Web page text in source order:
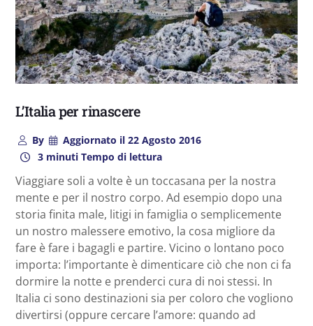
L’Italia per rinascere
By Aggiornato il 22 Agosto 2016
3 minuti Tempo di lettura
Viaggiare soli a volte è un toccasana per la nostra
mente e per il nostro corpo. Ad esempio dopo una
storia finita male, litigi in famiglia o semplicemente
un nostro malessere emotivo, la cosa migliore da
fare è fare i bagagli e partire. Vicino o lontano poco
importa: l’importante è dimenticare ciò che non ci fa
dormire la notte e prenderci cura di noi stessi. In
Italia ci sono destinazioni sia per coloro che vogliono
divertirsi (oppure cercare l’amore: quando ad